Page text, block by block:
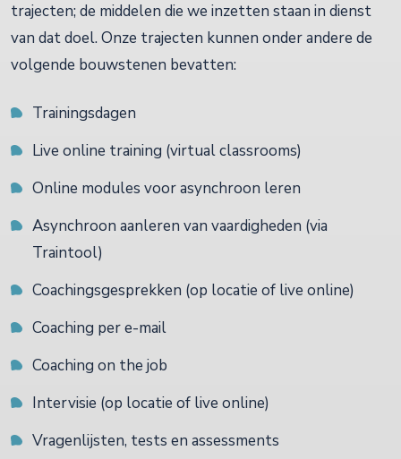
trajecten; de middelen die we inzetten staan in dienst
van dat doel. Onze trajecten kunnen onder andere de
volgende bouwstenen bevatten:
Trainingsdagen
Live online training (virtual classrooms)
Online modules voor asynchroon leren
Asynchroon aanleren van vaardigheden (via
Traintool)
Coachingsgesprekken (op locatie of live online)
Coaching per e-mail
Coaching on the job
Intervisie (op locatie of live online)
Vragenlijsten, tests en assessments